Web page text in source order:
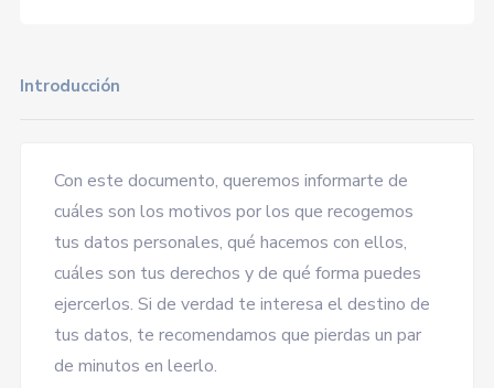
Introducción
Con este documento, queremos informarte de
cuáles son los motivos por los que recogemos
tus datos personales, qué hacemos con ellos,
cuáles son tus derechos y de qué forma puedes
ejercerlos. Si de verdad te interesa el destino de
tus datos, te recomendamos que pierdas un par
de minutos en leerlo.